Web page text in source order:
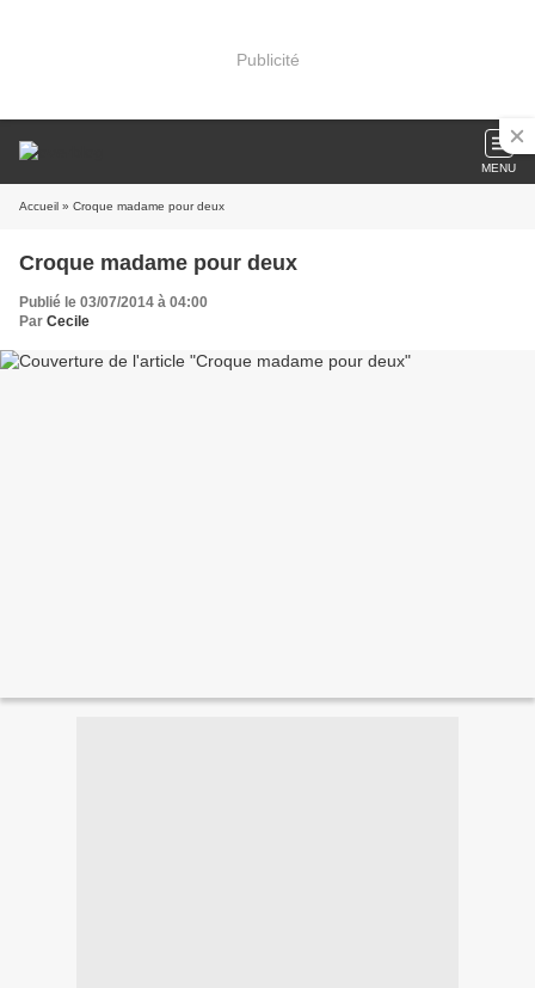
Publicité
MENU
Accueil » Croque madame pour deux
Croque madame pour deux
Publié le 03/07/2014 à 04:00
Par Cecile